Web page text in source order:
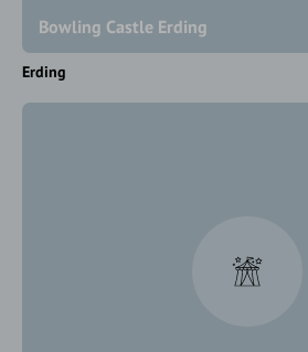
Bowling Castle Erding
Erding